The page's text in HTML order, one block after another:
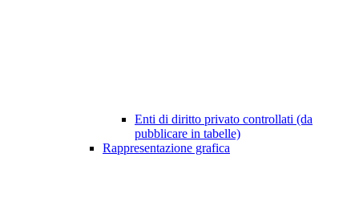
Enti di diritto privato controllati (da
pubblicare in tabelle)
Rappresentazione grafica